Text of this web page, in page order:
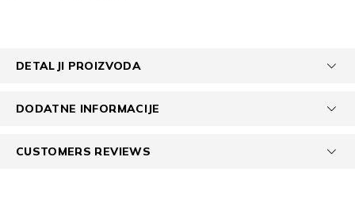
DETALJI PROIZVODA
DODATNE INFORMACIJE
CUSTOMERS REVIEWS